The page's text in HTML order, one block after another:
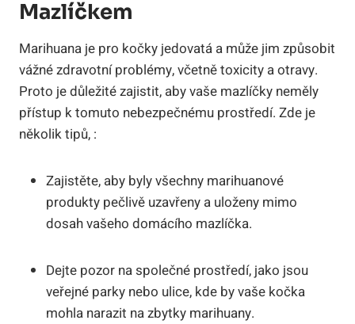
Mazlíčkem
Marihuana je pro kočky jedovatá a může jim způsobit
vážné zdravotní problémy, včetně toxicity a otravy.
Proto je důležité zajistit, aby vaše mazlíčky neměly
přístup k tomuto nebezpečnému prostředí. Zde je
několik tipů, :
Zajistěte, aby byly všechny marihuanové
produkty pečlivě uzavřeny a uloženy mimo
dosah vašeho domácího mazlíčka.
Dejte pozor na společné prostředí, jako jsou
veřejné parky nebo ulice, kde by vaše kočka
mohla narazit na zbytky marihuany.